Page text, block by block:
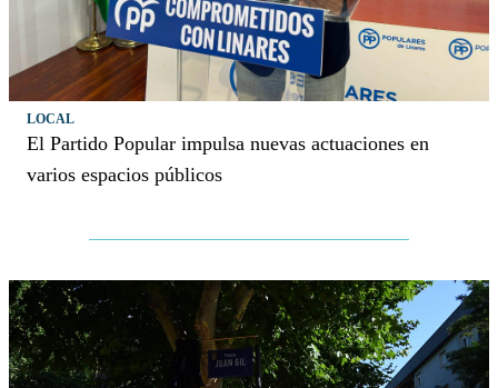
LOCAL
El Partido Popular impulsa nuevas actuaciones en
varios espacios públicos